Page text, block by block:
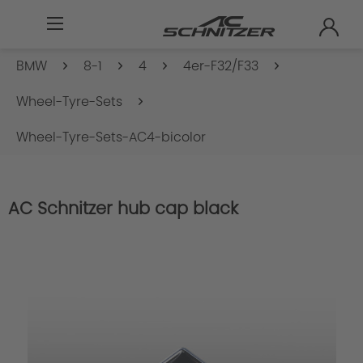
BMW 8-1 4
4er-F32/F33
Wheel-Tyre-Sets
Wheel-Tyre-Sets-AC4-bicolor
AC Schnitzer hub cap black